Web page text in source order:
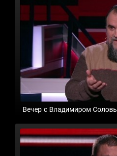
Вечер с Владимиром